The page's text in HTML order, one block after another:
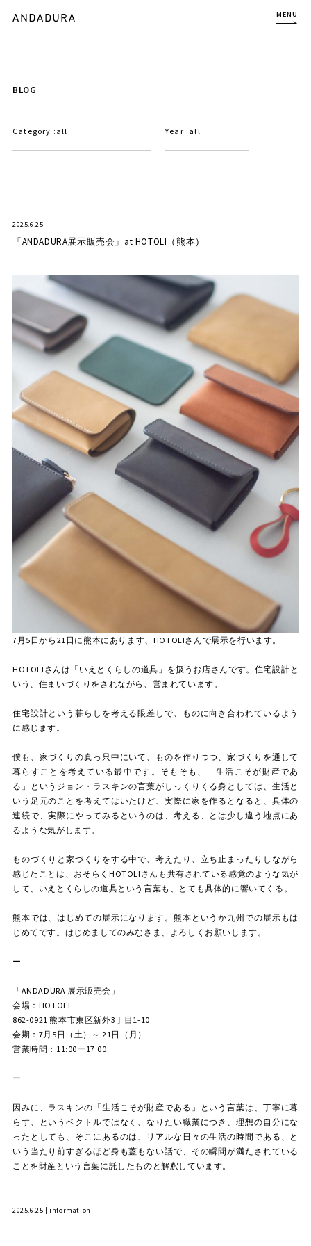
MENU
BLOG
Category : all Year : all
2025.6.25
「ANDADURA展示販売会」at HOTOLI（熊本）
7月5日から21日に熊本にあります、HOTOLIさんで展示を行います。
HOTOLIさんは「いえとくらしの道具」を扱うお店さんです。 住宅設計と
いう、住まいづくりをされながら、営まれています。
住宅設計という暮らしを考える眼差しで、ものに向き合われているよう
に感じます。
僕も、家づくりの真っ只中にいて、ものを作りつつ、家づくりを通して
暮らすことを考えている最中です。 そもそも、「生活こそが財産であ
る」というジョン・ラスキンの言葉がしっくりくる身としては、 生活と
いう足元のことを考えてはいたけど、実際に家を作るとなると、具体の
連続で、実際にやってみるというのは、 考える、とは少し違う地点にあ
るような気がします。
ものづくりと家づくりをする中で、考えたり、立ち止まったりしながら
感じたことは、おそらくHOTOLIさんも共有されている感覚のような気が
して、いえとくらしの道具という言葉も、とても具体的に響いてくる。
熊本では、はじめての展示になります。熊本というか九州での展示もは
じめてです。はじめましてのみなさま、よろしくお願いします。
ー
「ANDADURA 展示販売会」
会場： HOTOLI
862-0921 熊本市東区新外3丁目1-10
会期：7月5日（土）～ 21日（月）
営業時間：11:00ー17:00
ー
因みに、ラスキンの「生活こそが財産である」という言葉は、丁寧に暮
らす、というベクトルではなく、なりたい職業につき、理想の自分にな
ったとしても、そこにあるのは、リアルな日々の生活の時間である、と
いう当たり前すぎるほど身も蓋もない話で、その瞬間が満たされている
ことを財産という言葉に託したものと解釈しています。
2025.6.25 | information